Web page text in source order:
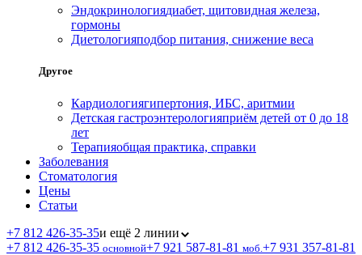
Эндокринологиядиабет, щитовидная железа,
гормоны
Диетологияподбор питания, снижение веса
Другое
Кардиологиягипертония, ИБС, аритмии
Детская гастроэнтерологияприём детей от 0 до 18
лет
Терапияобщая практика, справки
Заболевания
Стоматология
Цены
Статьи
+7 812 426‑35‑35и ещё 2 линии
+7 812 426‑35‑35 основной+7 921 587‑81‑81 моб. +7 931 357‑81‑81